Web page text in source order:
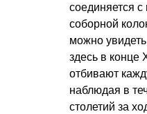
соединяется
соборной
можно
здесь в конце
отбивают
наблюдая в
столетий за